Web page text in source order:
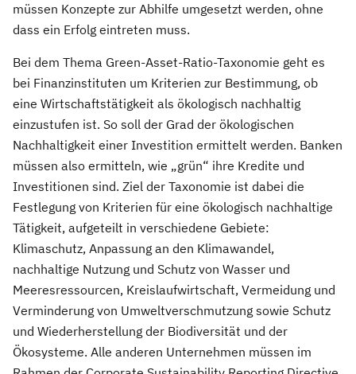
müssen Konzepte zur Abhilfe umgesetzt werden, ohne
dass ein Erfolg eintreten muss.
Bei dem Thema Green-Asset-Ratio-Taxonomie geht es
bei Finanzinstituten um Kriterien zur Bestimmung, ob
eine Wirtschaftstätigkeit als ökologisch nachhaltig
einzustufen ist. So soll der Grad der ökologischen
Nachhaltigkeit einer Investition ermittelt werden. Banken
müssen also ermitteln, wie „grün“ ihre Kredite und
Investitionen sind. Ziel der Taxonomie ist dabei die
Festlegung von Kriterien für eine ökologisch nachhaltige
Tätigkeit, aufgeteilt in verschiedene Gebiete:
Klimaschutz, Anpassung an den Klimawandel,
nachhaltige Nutzung und Schutz von Wasser und
Meeresressourcen, Kreislaufwirtschaft, Vermeidung und
Verminderung von Umweltverschmutzung sowie Schutz
und Wiederherstellung der Biodiversität und der
Ökosysteme. Alle anderen Unternehmen müssen im